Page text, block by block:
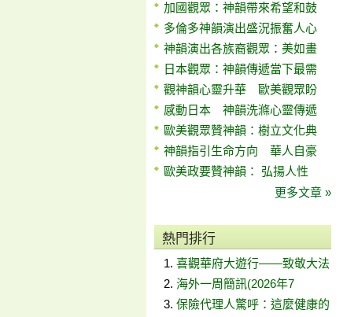
加國觀眾：神韻帶來希望和鼓
多倫多神韻演出盛況振奮人心
神韻演出各族裔觀眾：美如畫
日本觀眾：神韻傳遞當下最需
觀神韻心靈升華 歐美觀眾盼
感動日本 神韻洗滌心靈傳遞
歐美觀眾贊神韻：樹立文化典
神韻指引生命方向 華人自豪
歐美政要贊神韻： 弘揚人性
更多文章 »
熱門排行
喜觀華府大遊行——致敬大法
海外一周簡訊(2026年7
保險代理人驚呼：這麼健康的